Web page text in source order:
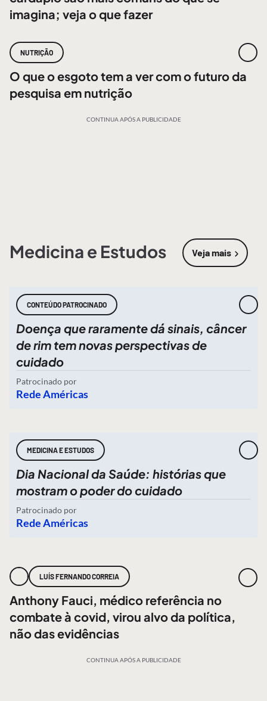
imagina; veja o que fazer
NUTRIÇÃO
O que o esgoto tem a ver com o futuro da
pesquisa em nutrição
CONTINUA APÓS A PUBLICIDADE
Medicina e Estudos Veja mais
sobre
CONTEÚDO PATROCINADO
Doença que raramente dá sinais, câncer
de rim tem novas perspectivas de
cuidado
Patrocinado por
Rede Américas
MEDICINA E ESTUDOS
Dia Nacional da Saúde: histórias que
mostram o poder do cuidado
Patrocinado por
Rede Américas
LUÍS FERNANDO CORREIA
Anthony Fauci, médico referência no
combate à covid, virou alvo da política,
não das evidências
CONTINUA APÓS A PUBLICIDADE